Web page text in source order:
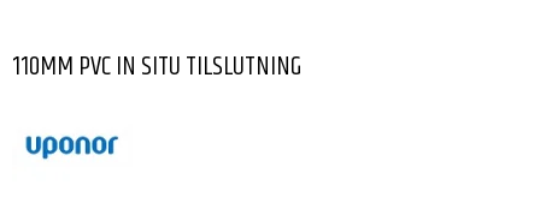
110MM PVC IN SITU TILSLUTNING